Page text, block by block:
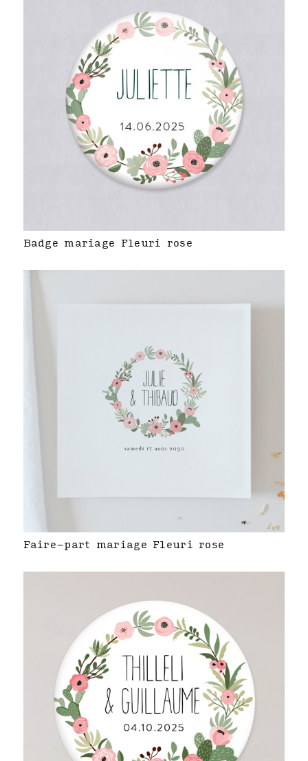
Badge mariage Fleuri rose
Faire-part mariage Fleuri rose